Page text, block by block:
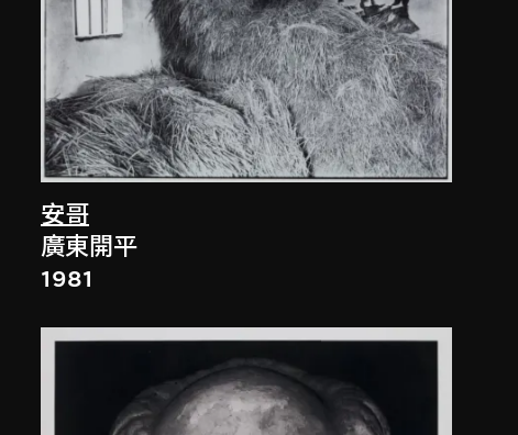
安哥
廣東開平
1981